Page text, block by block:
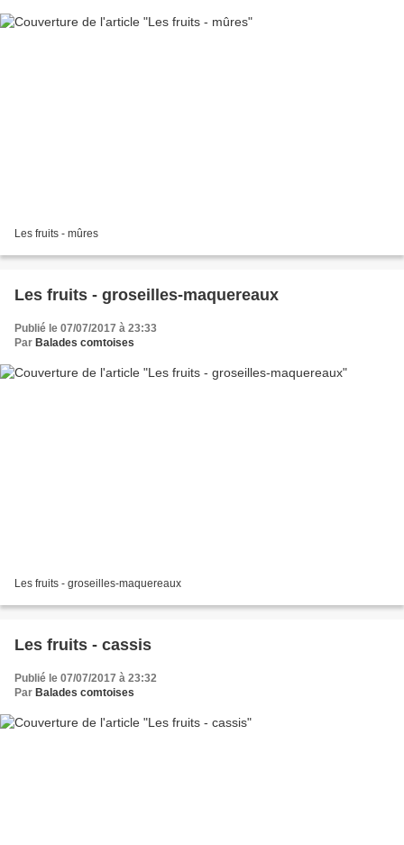
Les fruits - mûres
Les fruits - groseilles-maquereaux
Publié le 07/07/2017 à 23:33
Par Balades comtoises
Les fruits - groseilles-maquereaux
Les fruits - cassis
Publié le 07/07/2017 à 23:32
Par Balades comtoises